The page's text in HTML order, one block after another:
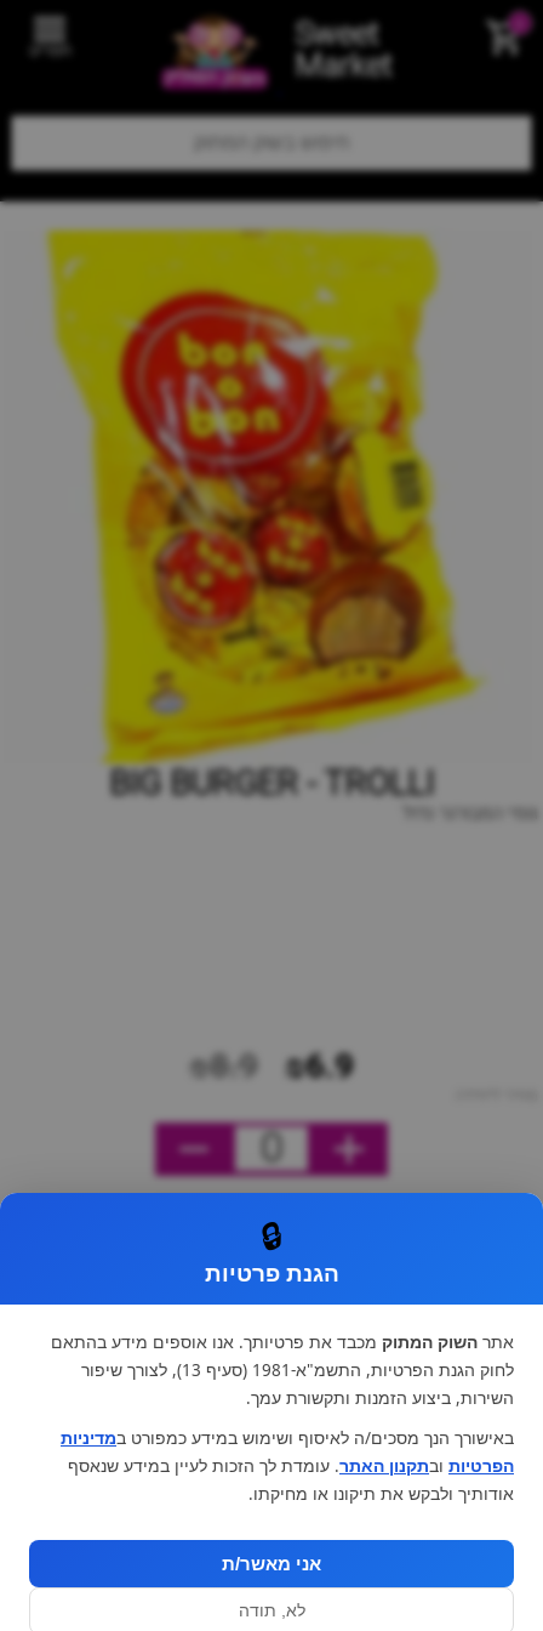
Sweet
Market תפריט
BIG BURGER - TROLLI
גומי המבורגר גדול
₪6.9
₪8.9
0
🔒
הגנת פרטיות
אתר השוק המתוק מכבד את פרטיותך. אנו אוספים מידע בהתאם
לחוק הגנת הפרטיות, התשמ"א-1981 (סעיף 13), לצורך שיפור
השירות, ביצוע הזמנות ותקשורת עמך.
באישורך הנך מסכים/ה לאיסוף ושימוש במידע כמפורט במדיניות
הפרטיות ובתקנון האתר. עומדת לך הזכות לעיין במידע שנאסף
אודותיך ולבקש את תיקונו או מחיקתו.
אני מאשר/ת
לא, תודה